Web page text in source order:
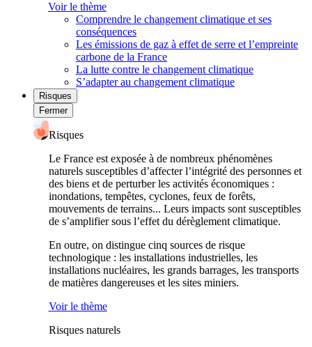
Voir le thème
Comprendre le changement climatique et ses
conséquences
Les émissions de gaz à effet de serre et l’empreinte
carbone de la France
La lutte contre le changement climatique
S’adapter au changement climatique
Risques
Fermer
Risques
Le France est exposée à de nombreux phénomènes
naturels susceptibles d’affecter l’intégrité des personnes et
des biens et de perturber les activités économiques :
inondations, tempêtes, cyclones, feux de forêts,
mouvements de terrains... Leurs impacts sont susceptibles
de s’amplifier sous l’effet du dérèglement climatique.
En outre, on distingue cinq sources de risque
technologique : les installations industrielles, les
installations nucléaires, les grands barrages, les transports
de matières dangereuses et les sites miniers.
Voir le thème
Risques naturels